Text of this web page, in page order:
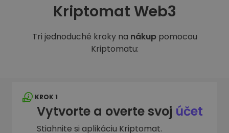
Kriptomat Web3
Tri jednoduché kroky na nákup pomocou
Kriptomatu:
KROK 1
Vytvorte a overte svoj účet
Stiahnite si aplikáciu Kriptomat.